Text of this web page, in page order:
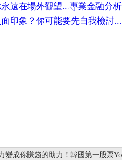
遠在場外觀望...專業金融分
印象？你可能要先自我檢討
變成你賺錢的助力！韓國第一股票